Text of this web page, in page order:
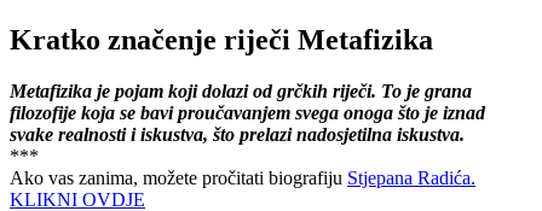
Kratko značenje riječi Metafizika
Metafizika je pojam koji dolazi od grčkih riječi. To je grana
filozofije koja se bavi proučavanjem svega onoga što je iznad
svake realnosti i iskustva, što prelazi nadosjetilna iskustva.
***
Ako vas zanima, možete pročitati biografiju Stjepana Radića.
KLIKNI OVDJE